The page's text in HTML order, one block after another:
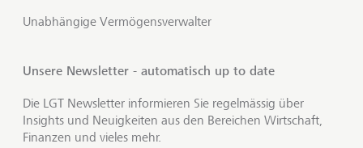
Unabhängige Vermögensverwalter
Unsere Newsletter - automatisch up to date
Die LGT Newsletter informieren Sie regelmässig über
Insights und Neuigkeiten aus den Bereichen Wirtschaft,
Finanzen und vieles mehr.